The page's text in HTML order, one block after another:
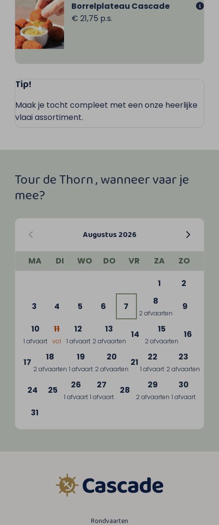
Borrelplateau Cascade
€ 21,75 p.s.
Tip!
Maak je tocht compleet met een onze heerlijke
vlaai assortiment.
Tour de Thorn , wanneer vaar je
mee?
Augustus 2026
MA DI WO DO VR ZA
ZO
1
2
3 4 5 6 7 8
2 afvaarten
9
10
1 afvaart
11
vol
12
1 afvaart
13
2 afvaarten
14 15
2 afvaarten
16
17 18
2 afvaarten
19
1 afvaart
20
2 afvaarten
21 22
1 afvaart
23
2 afvaarten
24 25 26
1 afvaart
27
1 afvaart
28 29
2 afvaarten
30
1 afvaart
31
Rondvaarten